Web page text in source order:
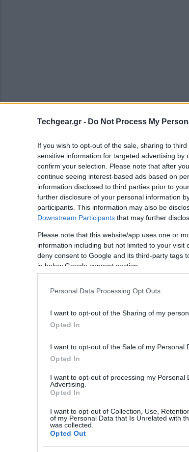
Techgear.gr - Do Not Process My
If you wish to opt-out of the sale, sharing to
sensitive information for targeted advertising by
confirm your selection. Please note that after
continue seeing interest-based ads based on
information disclosed to third parties prior to
further disclosure of your personal information
participants. This information may also be
Downstream Participants that may further
Please note that this website/app uses one or
information including but not limited to your
deny consent to Google and its third-party tags
in below Google consent section.
Personal Data Processing Opt Outs
I want to opt-out of the Sharing of my
Opted In
I want to opt-out of the Sale of my Personal
Opted In
I want to opt-out of processing my Personal
Advertising.
Opted In
I want to opt-out of Collection, Use,
of my Personal Data that Is Unrelated with
was collected.
Opted Out